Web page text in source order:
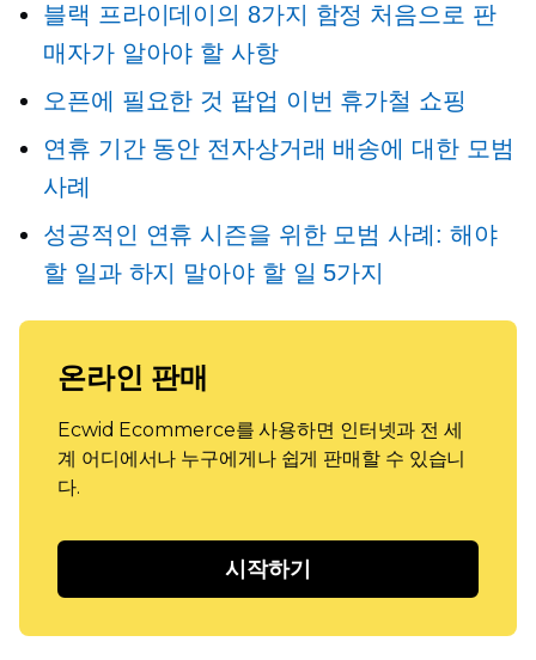
블랙 프라이데이의 8가지 함정 처음으로 판
매자가 알아야 할 사항
오픈에 필요한 것 팝업 이번 휴가철 쇼핑
연휴 기간 동안 전자상거래 배송에 대한 모범
사례
성공적인 연휴 시즌을 위한 모범 사례: 해야
할 일과 하지 말아야 할 일 5가지
온라인 판매
Ecwid Ecommerce를 사용하면 인터넷과 전 세
계 어디에서나 누구에게나 쉽게 판매할 수 있습니
다.
시작하기